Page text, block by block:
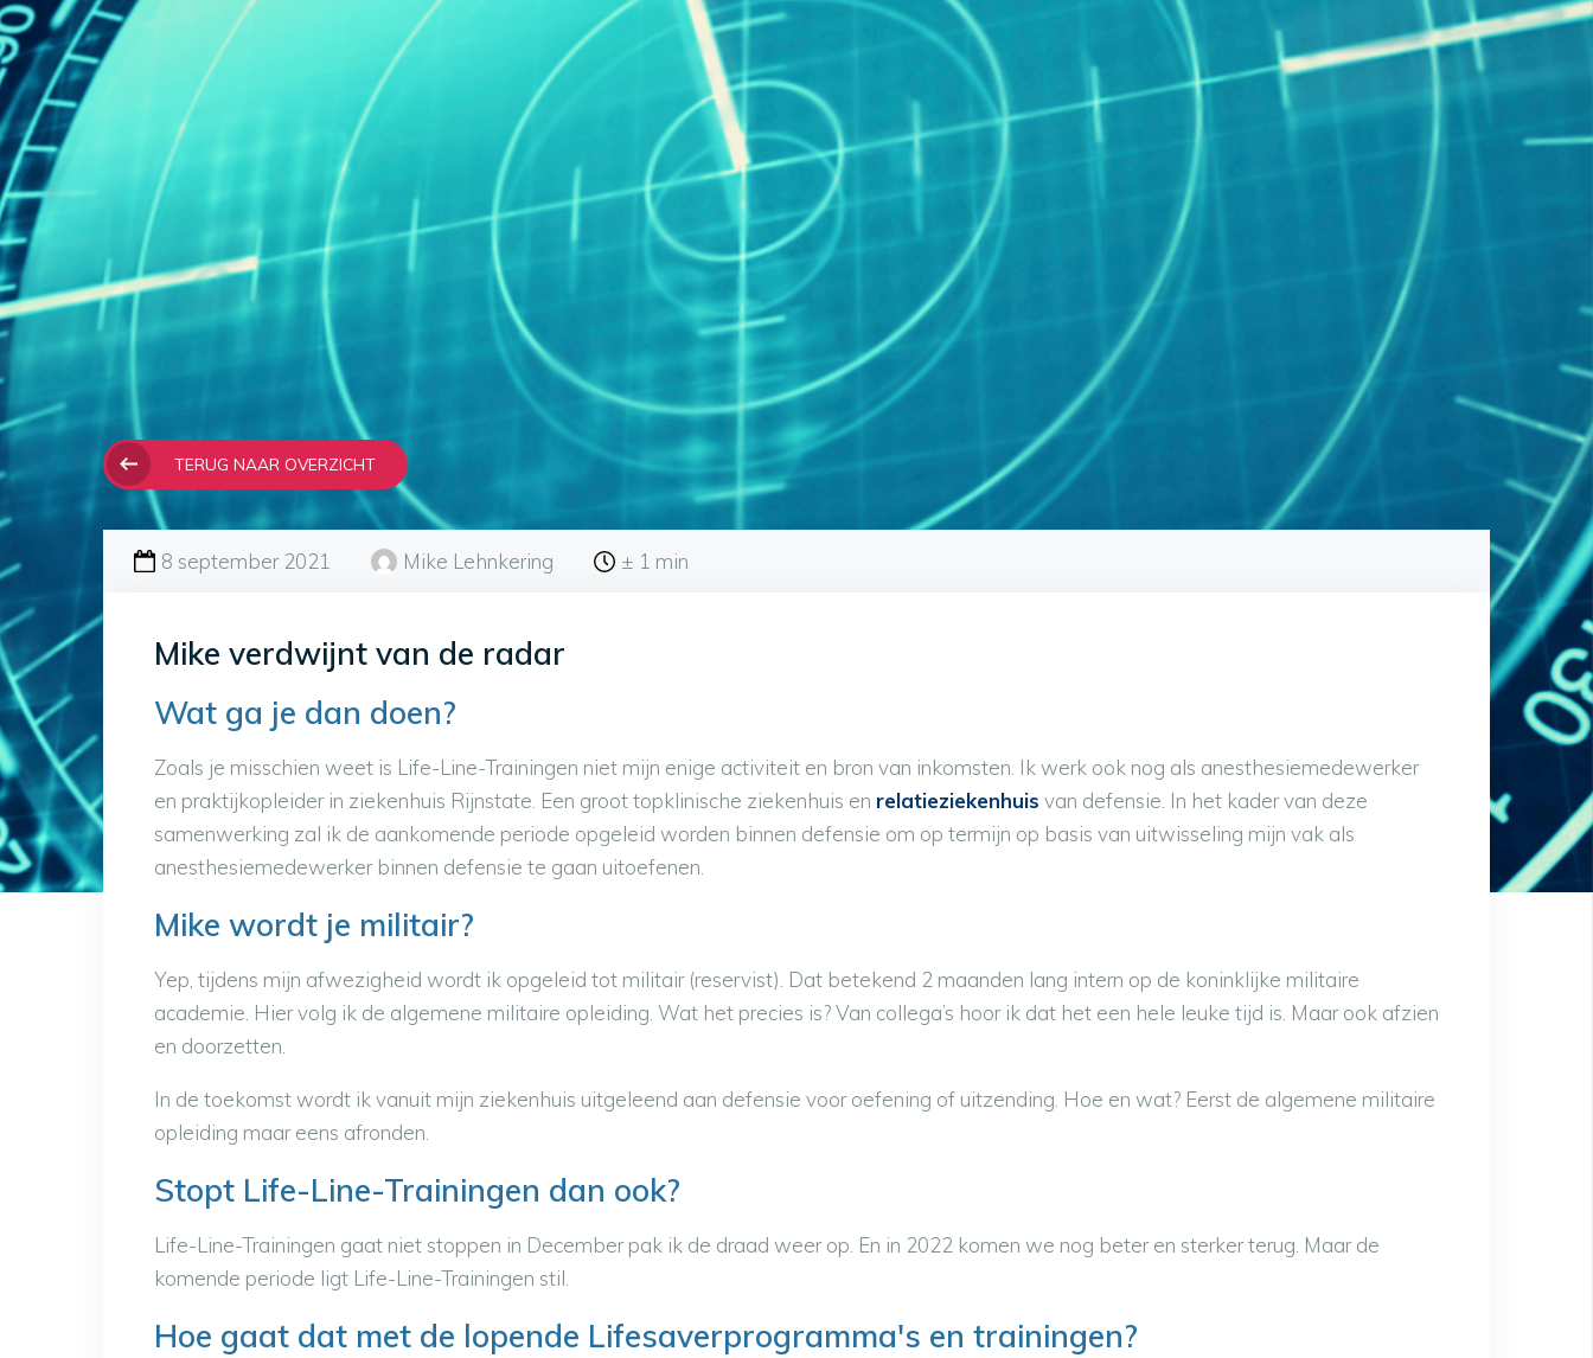
TERUG NAAR OVERZICHT
8 september 2021 Mike Lehnkering ± 1 min
Mike verdwijnt van de radar
Wat ga je dan doen?
Zoals je misschien weet is Life-Line-Trainingen niet mijn enige activiteit en bron van inkomsten. Ik werk ook nog als anesthesiemedewerker
en praktijkopleider in ziekenhuis Rijnstate. Een groot topklinische ziekenhuis en relatieziekenhuis van defensie. In het kader van deze
samenwerking zal ik de aankomende periode opgeleid worden binnen defensie om op termijn op basis van uitwisseling mijn vak als
anesthesiemedewerker binnen defensie te gaan uitoefenen.
Mike wordt je militair?
Yep, tijdens mijn afwezigheid wordt ik opgeleid tot militair (reservist). Dat betekend 2 maanden lang intern op de koninklijke militaire
academie. Hier volg ik de algemene militaire opleiding. Wat het precies is? Van collega’s hoor ik dat het een hele leuke tijd is. Maar ook afzien
en doorzetten.
In de toekomst wordt ik vanuit mijn ziekenhuis uitgeleend aan defensie voor oefening of uitzending. Hoe en wat? Eerst de algemene militaire
opleiding maar eens afronden.
Stopt Life-Line-Trainingen dan ook?
Life-Line-Trainingen gaat niet stoppen in December pak ik de draad weer op. En in 2022 komen we nog beter en sterker terug. Maar de
komende periode ligt Life-Line-Trainingen stil.
Hoe gaat dat met de lopende Lifesaverprogramma's en trainingen?